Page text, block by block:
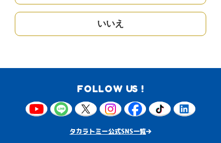
いいえ
FOLLOW US !
タカラトミー公式SNS一覧